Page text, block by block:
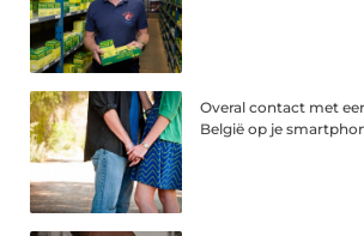
Overal contact met
België op je